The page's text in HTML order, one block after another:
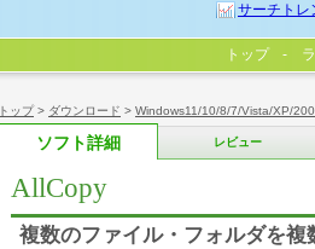
トップ> ダウンロード > Windows11/10/8/7/Vista/XP/
ソフト詳細 レビュー
AllCopy
複数のファイル・フォルダを
サーチトレ
トップ